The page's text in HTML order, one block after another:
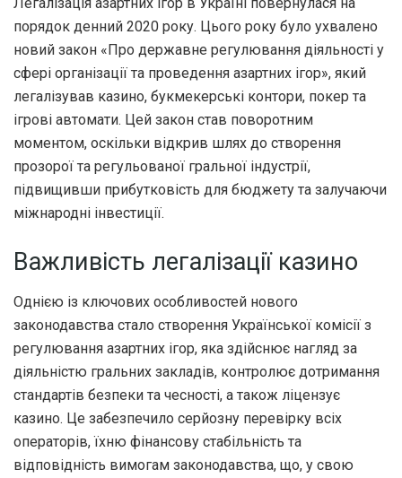
порядок денний 2020 року. Цього року було ухвалено
новий закон «Про державне регулювання діяльності у
сфері організації та проведення азартних ігор», який
легалізував казино, букмекерські контори, покер та
ігрові автомати. Цей закон став поворотним
моментом, оскільки відкрив шлях до створення
прозорої та регульованої гральної індустрії,
підвищивши прибутковість для бюджету та залучаючи
міжнародні інвестиції.
Важливість легалізації казино
Однією із ключових особливостей нового
законодавства стало створення Української комісії з
регулювання азартних ігор, яка здійснює нагляд за
діяльністю гральних закладів, контролює дотримання
стандартів безпеки та чесності, а також ліцензує
казино. Це забезпечило серйозну перевірку всіх
операторів, їхню фінансову стабільність та
відповідність вимогам законодавства, що, у свою